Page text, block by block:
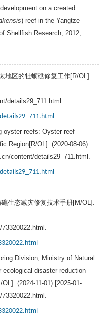
on a created
) reef in the Yangtze
Shellfish Research, 2012,
地区的牡蛎礁修复工作[R/OL].
details29_711.html.
oyster reefs: Oyster reef
Region[R/OL]. (2020-08-06)
content/details29_711.html.
礁生态减灾修复技术手册[M/OL].
Division, Ministry of Natural
ecological disaster reduction
OL]. (2024-11-01) [2025-01-